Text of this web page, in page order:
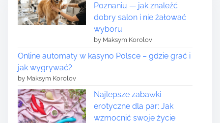
Poznaniu — jak znaleźć
dobry salon i nie żałować
wyboru
by Maksym Korolov
Online automaty w kasyno Polsce – gdzie grać i
jak wygrywać?
by Maksym Korolov
Najlepsze zabawki
erotyczne dla par: Jak
wzmocnić swoje życie